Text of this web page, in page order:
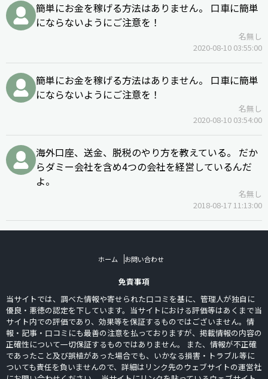
簡単にお金を稼げる方法はありません。 口車に簡単
にならないようにご注意を！
名無し
2020-08-10 03:55:00
簡単にお金を稼げる方法はありません。 口車に簡単
にならないようにご注意を！
名無し
2020-08-10 03:54:00
海外口座、送金、脱税のやり方を教えている。 だか
らダミー会社を含め4つの会社を経営しているんだ
よ。
名無し
2018-08-17 11:13:00
ホーム お問い合わせ
免責事項
当サイトでは、調べた情報や寄せられた口コミを基に、管理人が独自に
優良・悪徳の認定を下しています。当サイトにおける評価等はあくまで当
サイト内での評価であり、効果等を保証するものではございません。情
報・記事・口コミにも最善の注意を払っておりますが、掲載情報の内容の
正確性について一切保証するものではありません。 また、情報が不正確
であったこと及び誤植があった場合でも、いかなる損害・トラブル等に
ついても責任を負いませんので、詳細はリンク先のウェブサイトの運営社